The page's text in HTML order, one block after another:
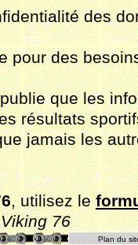
des
pour des
que les
résultats
jamais les
, utilisez le
76
Plan du